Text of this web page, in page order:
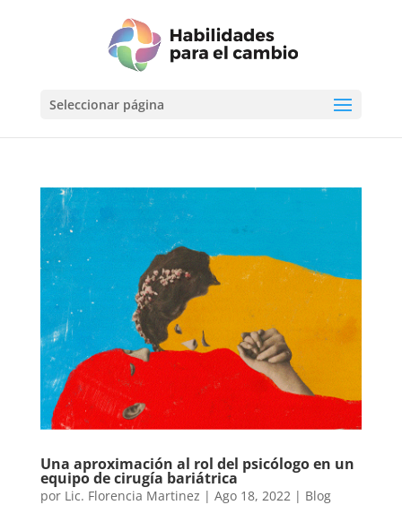
Seleccionar página
Una aproximación al rol del psicólogo en un
equipo de cirugía bariátrica
por Lic. Florencia Martinez | Ago 18, 2022 | Blog